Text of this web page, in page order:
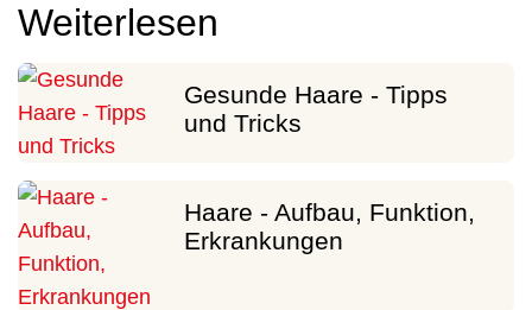
Weiterlesen
Gesunde Haare - Tipps
und Tricks
Haare - Aufbau, Funktion,
Erkrankungen